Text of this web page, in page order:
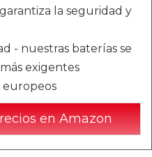
la seguridad y
- nuestras baterías se
exigentes
europeos
en Amazon